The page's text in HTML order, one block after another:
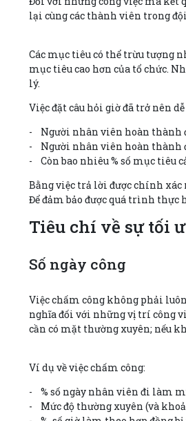
lại cùng các thành viên trong
Các mục tiêu có thể trừu tượng
mục tiêu cao hơn của tổ chức.
lý.
Việc đặt câu hỏi giờ đã trở nên
- Người nhân viên hoàn thành
- Người nhân viên hoàn thành
- Còn bao nhiêu % số mục tiêu
Bằng việc trả lời được chính xác
Để đảm bảo được quá trình thực
Tiêu chí về sự tối
Số ngày công
Việc chấm công không phải
nghĩa đối với những vị trí công
cần có mặt thường xuyên; nếu
Ví dụ về việc chấm công:
- % số ngày nhân viên đi làm
- Mức độ thường xuyên (và